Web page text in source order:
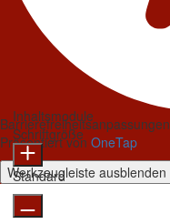
Barrierefreiheitsanpassungen
Präsentiert von OneTap
Werkzeugleiste ausblenden
Inhaltsmodule
Schriftgröße
Standard